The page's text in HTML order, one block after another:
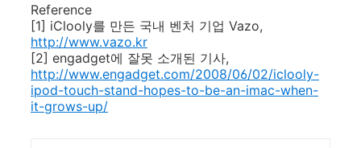
Reference
[1] iClooly를 만든 국내 벤처 기업 Vazo,
http://www.vazo.kr
[2] engadget에 잘못 소개된 기사,
http://www.engadget.com/2008/06/02/iclooly-
ipod-touch-stand-hopes-to-be-an-imac-when-
it-grows-up/